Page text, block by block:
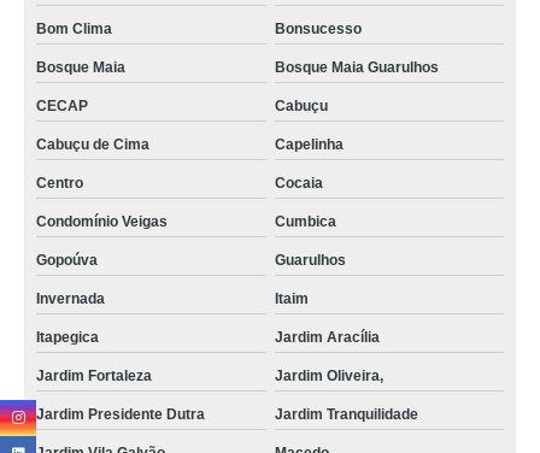
Bom Clima Bonsucesso
Bosque Maia Bosque Maia Guarulhos
CECAP Cabuçu
Cabuçu de Cima Capelinha
Centro Cocaia
Condomínio Veigas Cumbica
Gopoúva Guarulhos
Invernada Itaim
Itapegica Jardim Aracília
Jardim Fortaleza Jardim Oliveira,
Jardim Presidente Dutra Jardim Tranquilidade